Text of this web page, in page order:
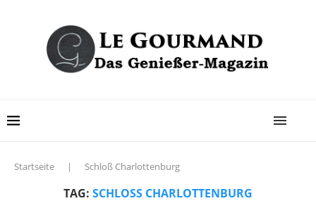
Startseite | Schloß Charlottenburg
TAG: SCHLOSS CHARLOTTENBURG